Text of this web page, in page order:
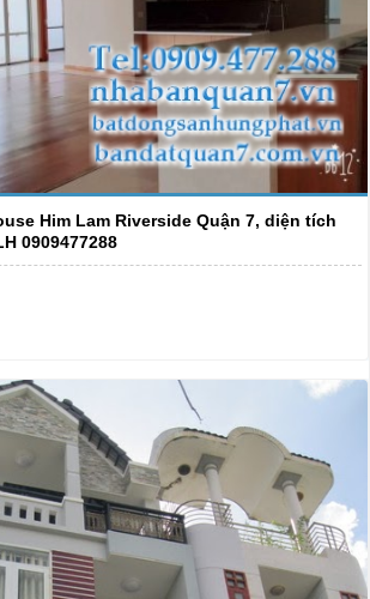
Him Lam Riverside Quận 7, diện tích
0909477288